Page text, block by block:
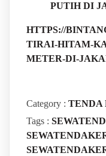
PUTIH DI
HTTPS://
TIRAI-HITAM-
METER-DI-
Category : TENDA
Tags :